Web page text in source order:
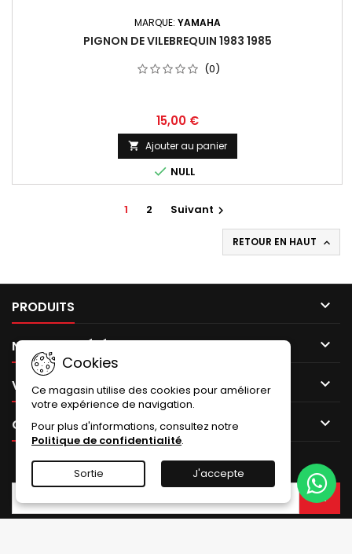
MARQUE: YAMAHA
PIGNON DE VILEBREQUIN 1983 1985
(0)
15,00 €
 Ajouter au panier
 NULL
1 2 Suivant 
RETOUR EN HAUT 
PRODUITS 
NOTRE SOCIÉTÉ 
VOTRE COMPTE 
CONTACT 
Cookies
Ce magasin utilise des cookies pour améliorer
votre expérience de navigation.
Pour plus d'informations, consultez notre
Politique de confidentialité.
Sortie J'accepte
LETTRE D'INFORMATIONS